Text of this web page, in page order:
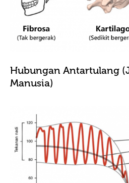
Hubungan Antartulang
Manusia)